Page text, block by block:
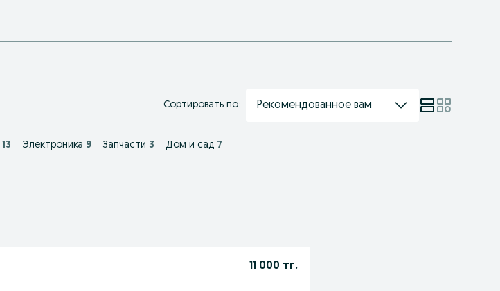
Сортировать по: Рекомендованное вам
13 Электроника 9 Запчасти 3 Дом и сад 7
11 000 тг.